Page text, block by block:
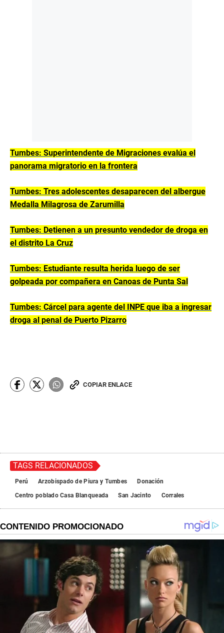
Tumbes: Superintendente de Migraciones evalúa el
panorama migratorio en la frontera
Tumbes: Tres adolescentes desaparecen del albergue
Medalla Milagrosa de Zarumilla
Tumbes: Detienen a un presunto vendedor de droga en
el distrito La Cruz
Tumbes: Estudiante resulta herida luego de ser
golpeada por compañera en Canoas de Punta Sal
Tumbes: Cárcel para agente del INPE que iba a ingresar
droga al penal de Puerto Pizarro
COPIAR ENLACE
TAGS RELACIONADOS
Perú Arzobispado de Piura y Tumbes
Donación
Centro poblado Casa Blanqueada
San Jacinto Corrales